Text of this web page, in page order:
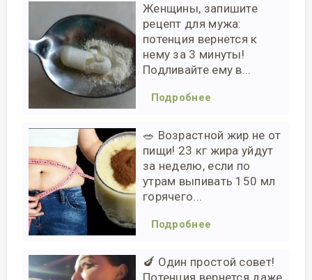
Женщины, запишите
рецепт для мужа:
потенция вернется к
нему за 3 минуты!
Подливайте ему в...
Подробнее
🥗 Возрастной жир не от
пищи! 23 кг жира уйдут
за неделю, если по
утрам выпивать 150 мл
горячего...
Подробнее
🍆 Один простой совет!
Потенция вернется даже